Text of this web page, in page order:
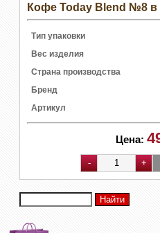
Кофе Today Blend №8 в
Тип упаковки
Вес изделия
Страна производства
Бренд
Артикул
Цена: